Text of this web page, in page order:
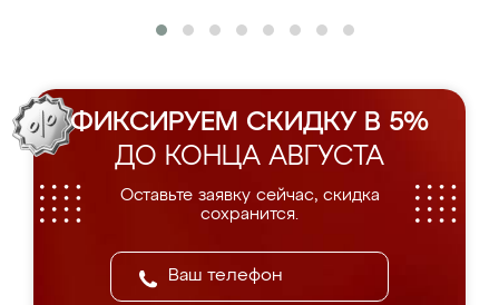
ФИКСИРУЕМ СКИДКУ В 5%
ДО КОНЦА АВГУСТА
Оставьте заявку сейчас, скидка
сохранится.